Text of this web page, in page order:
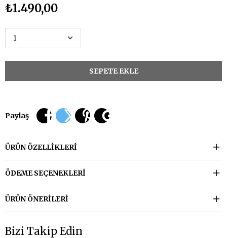
₺1.490,00
Paylaş
ÜRÜN ÖZELLIKLERI
ÖDEME SEÇENEKLERI
ÜRÜN ÖNERILERI
Bizi Takip Edin